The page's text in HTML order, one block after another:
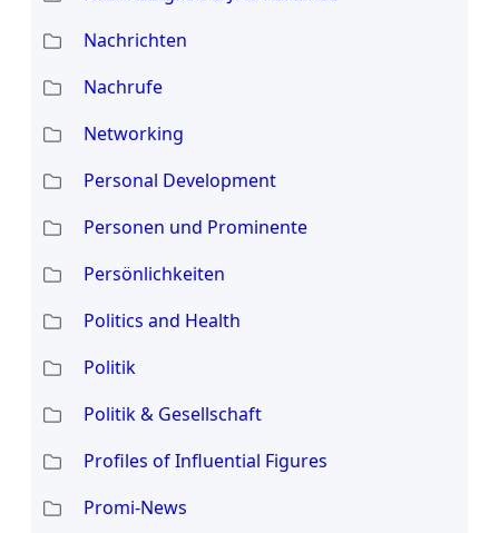
Nachrichten
Nachrufe
Networking
Personal Development
Personen und Prominente
Persönlichkeiten
Politics and Health
Politik
Politik & Gesellschaft
Profiles of Influential Figures
Promi-News